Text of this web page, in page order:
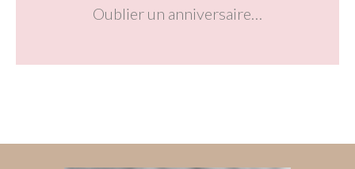
Oublier un anniversaire…